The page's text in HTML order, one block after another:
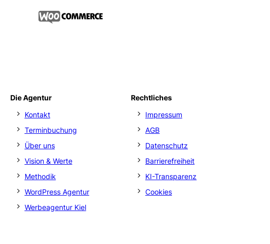
Die Agentur
Kontakt
Terminbuchung
Über uns
Vision & Werte
Methodik
WordPress Agentur
Werbeagentur Kiel
Rechtliches
Impressum
AGB
Datenschutz
Barrierefreiheit
KI-Transparenz
Cookies